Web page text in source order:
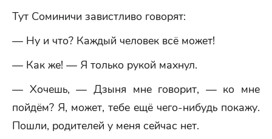
Тут Соминичи завистливо говорят:
— Ну и что? Каждый человек всё может!
— Как же! — Я только рукой махнул.
— Хочешь, — Дзыня мне говорит, — ко мне
пойдём? Я, может, тебе ещё чего-нибудь покажу.
Пошли, родителей у меня сейчас нет.